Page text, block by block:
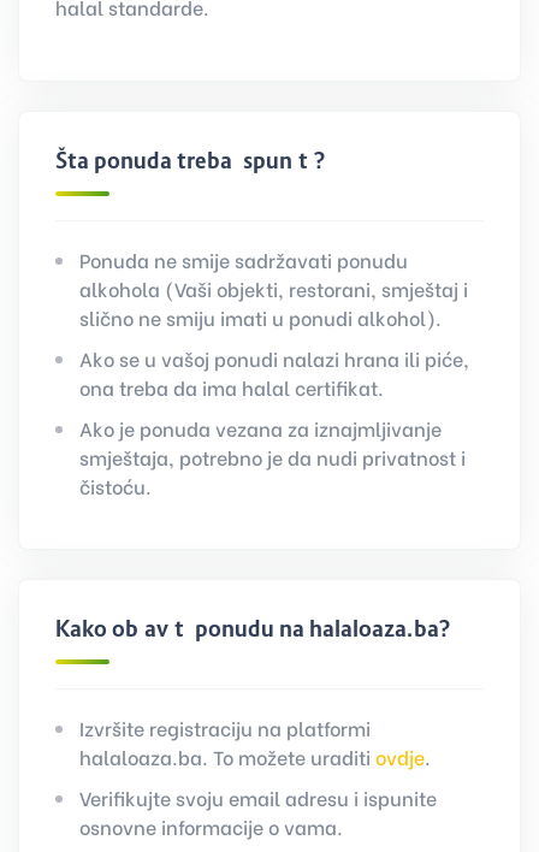
halal standarde.
Šta ponuda treba ispuniti?
Ponuda ne smije sadržavati ponudu
alkohola (Vaši objekti, restorani, smještaj i
slično ne smiju imati u ponudi alkohol).
Ako se u vašoj ponudi nalazi hrana ili piće,
ona treba da ima halal certifikat.
Ako je ponuda vezana za iznajmljivanje
smještaja, potrebno je da nudi privatnost i
čistoću.
Kako objaviti ponudu na halaloaza.ba?
Izvršite registraciju na platformi
halaloaza.ba. To možete uraditi ovdje.
Verifikujte svoju email adresu i ispunite
osnovne informacije o vama.